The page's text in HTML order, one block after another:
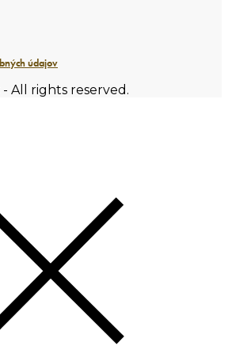
údajov
All rights reserved.